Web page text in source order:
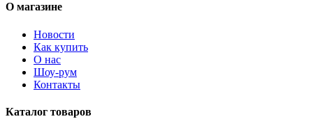
О магазине
Новости
Как купить
О нас
Шоу-рум
Контакты
Каталог товаров